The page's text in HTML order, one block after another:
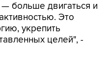
больше двигаться и
Это
укрепить
целей", -